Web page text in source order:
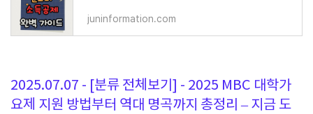
juninformation.com
2025.07.07 - [분류 전체보기] - 2025 MBC 대학가
요제 지원 방법부터 역대 명곡까지 총정리 – 지금 도